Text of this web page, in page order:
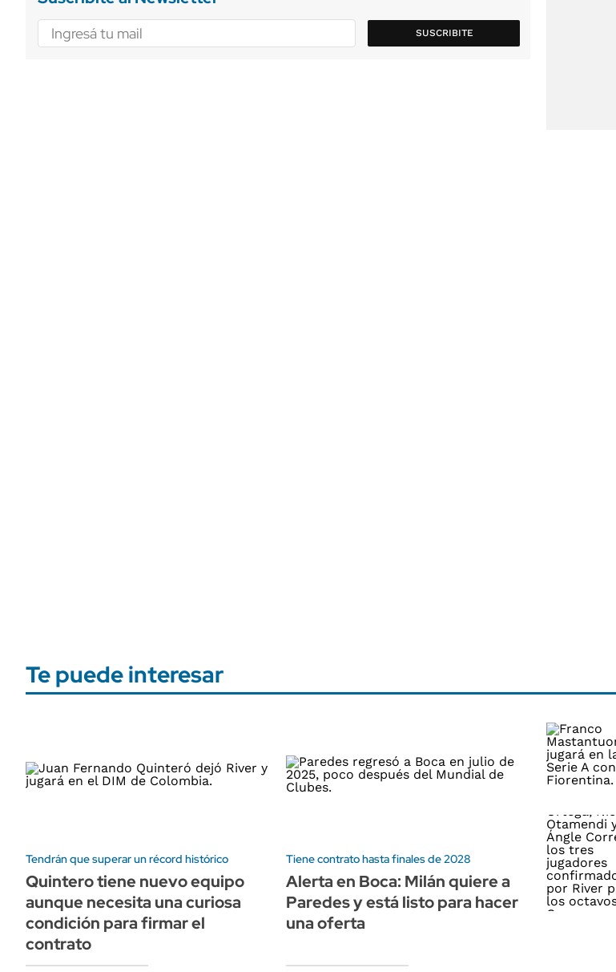
SUSCRIBITE
Te puede interesar
Tendrán que superar un récord histórico
Quintero tiene nuevo equipo
aunque necesita una curiosa
condición para firmar el
contrato
Tiene contrato hasta finales de 2028
Alerta en Boca: Milán quiere a
Paredes y está listo para hacer
una oferta